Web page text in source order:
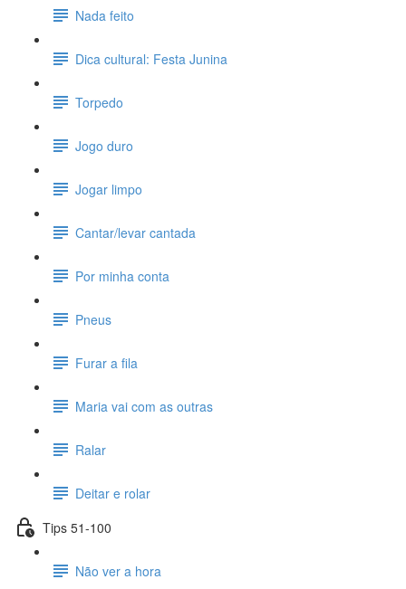
Nada feito
Dica cultural: Festa Junina
Torpedo
Jogo duro
Jogar limpo
Cantar/levar cantada
Por minha conta
Pneus
Furar a fila
Maria vai com as outras
Ralar
Deitar e rolar
Tips 51-100
Não ver a hora